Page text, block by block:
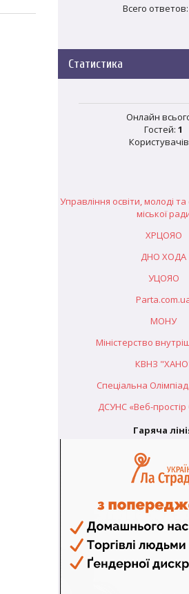
Всего ответов:
Статистика
Онлайн
Гостей:1
Управління освіти, молоді
міської
ХРЦОЯО
ДНО ХОДА
УЦОЯО
МОНУ
Міністерство
КВНЗ
Спеціальна
ДСУНС «Веб-простір
Гаряча